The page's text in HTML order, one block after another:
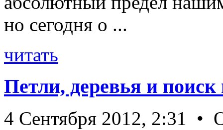
но сегодня о ...
читать
Петли, деревья и
4 Сентября 2012, 2:31 •